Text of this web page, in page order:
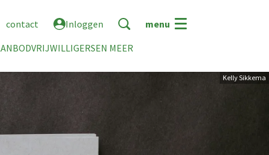
contact
Inloggen
VRIJWILLIGERSEN MEER
menu
Kelly Sikkema